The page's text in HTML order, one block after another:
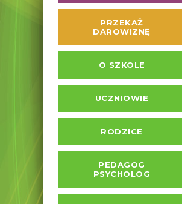
PRZEKAŻ
DAROWIZNĘ
O SZKOLE
UCZNIOWIE
RODZICE
PEDAGOG
PSYCHOLOG